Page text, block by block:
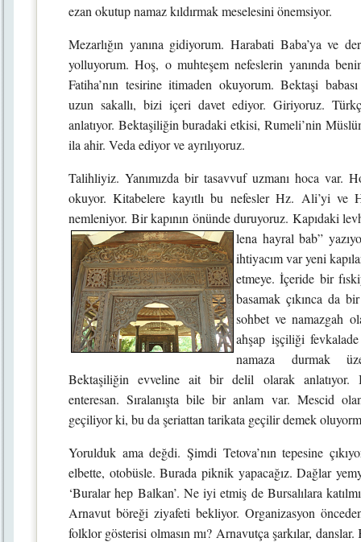
ezan okutup namaz kıldırmak meselesini önemsiyor.
Mezarlığın yanına gidiyorum. Harabati Baba’ya ve
yolluyorum. Hoş, o muhteşem nefeslerin yanında
Fatiha’nın tesirine itimaden okuyorum. Bektaşi
uzun sakallı, bizi içeri davet ediyor. Giriyoruz.
anlatıyor. Bektaşiliğin buradaki etkisi, Rumeli’nin
ila ahir. Veda ediyor ve ayrılıyoruz.
Talihliyiz. Yanımızda bir tasavvuf uzmanı hoca var.
okuyor. Kitabelere kayıtlı bu nefesler Hz. Ali’yi ve
nemleniyor. Bir kapının önünde duruyoruz. Kapıdaki
lena hayral bab”
ihtiyacım var yeni
etmeye. İçeride bir
basamak çıkınca da
sohbet ve namazgah
ahşap işçiliği
namaza durmak
Bektaşiliğin evveline ait bir delil olarak anlatıyor.
enteresan. Sıralanışta bile bir anlam var. Mescid
geçiliyor ki, bu da şeriattan tarikata geçilir demek
Yorulduk ama değdi. Şimdi Tetova’nın tepesine
elbette, otobüsle. Burada piknik yapacağız. Dağlar
‘Buralar hep Balkan’. Ne iyi etmiş de Bursalılara
Arnavut böreği ziyafeti bekliyor. Organizasyon
folklor gösterisi olmasın mı? Arnavutça şarkılar, danslar.